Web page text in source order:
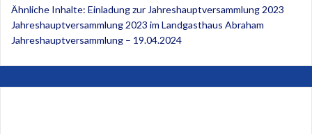
Ähnliche Inhalte: Einladung zur Jahreshauptversammlung 2023
Jahreshauptversammlung 2023 im Landgasthaus Abraham
Jahreshauptversammlung – 19.04.2024